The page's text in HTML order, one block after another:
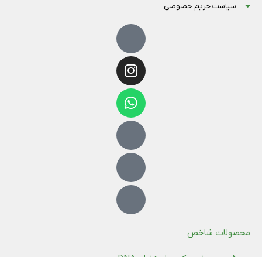
سیاست حریم خصوصی
محصولات شاخص